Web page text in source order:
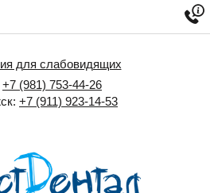
для слабовидящих
+7 (981) 753-44-26
+7 (911) 923-14-53
